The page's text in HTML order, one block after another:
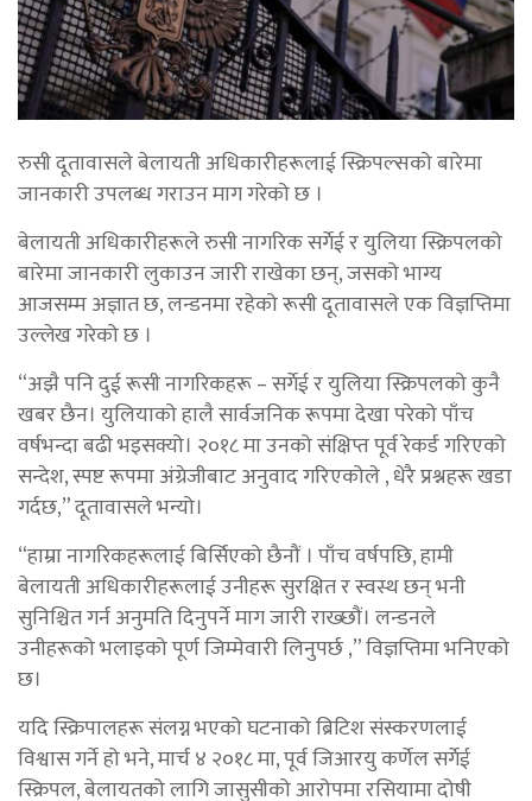
रुसी दूतावासले बेलायती अधिकारीहरूलाई स्क्रिपल्सको बारेमा
जानकारी उपलब्ध गराउन माग गरेको छ ।
बेलायती अधिकारीहरूले रुसी नागरिक सर्गेई र युलिया स्क्रिपलको
बारेमा जानकारी लुकाउन जारी राखेका छन्, जसको भाग्य
आजसम्म अज्ञात छ, लन्डनमा रहेको रूसी दूतावासले एक विज्ञप्तिमा
उल्लेख गरेको छ ।
“अझै पनि दुई रूसी नागरिकहरू – सर्गेई र युलिया स्क्रिपलको कुनै
खबर छैन। युलियाको हालै सार्वजनिक रूपमा देखा परेको पाँच
वर्षभन्दा बढी भइसक्यो। २०१८ मा उनको संक्षिप्त पूर्व रेकर्ड गरिएको
सन्देश, स्पष्ट रूपमा अंग्रेजीबाट अनुवाद गरिएकोले , धेरै प्रश्नहरू खडा
गर्दछ,” दूतावासले भन्यो।
“हाम्रा नागरिकहरूलाई बिर्सिएको छैनौं । पाँच वर्षपछि, हामी
बेलायती अधिकारीहरूलाई उनीहरू सुरक्षित र स्वस्थ छन् भनी
सुनिश्चित गर्न अनुमति दिनुपर्ने माग जारी राख्छौं। लन्डनले
उनीहरूको भलाइको पूर्ण जिम्मेवारी लिनुपर्छ ,” विज्ञप्तिमा भनिएको
छ।
यदि स्क्रिपालहरू संलग्न भएको घटनाको ब्रिटिश संस्करणलाई
विश्वास गर्ने हो भने, मार्च ४ २०१८ मा, पूर्व जिआरयु कर्णेल सर्गेई
स्क्रिपल, बेलायतको लागि जासुसीको आरोपमा रसियामा दोषी